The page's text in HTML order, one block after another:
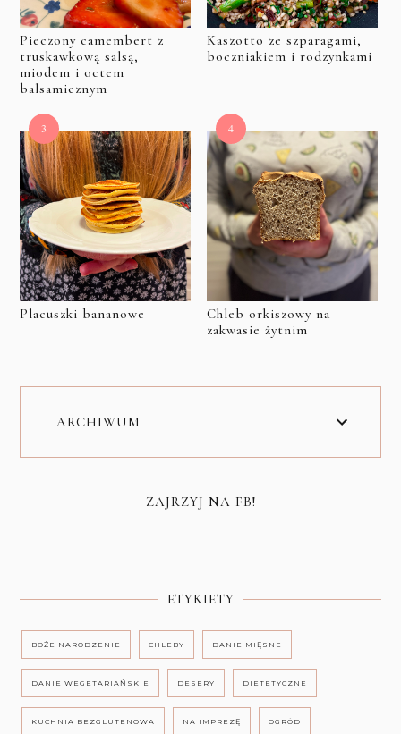
Pieczony camembert z
truskawkową salsą,
miodem i octem
balsamicznym
Kaszotto ze szparagami,
boczniakiem i rodzynkami
Placuszki bananowe
Chleb orkiszowy na
zakwasie żytnim
ARCHIWUM
ZAJRZYJ NA FB!
ETYKIETY
BOŻE NARODZENIE CHLEBY DANIE MIĘSNE
DANIE WEGETARIAŃSKIE DESERY DIETETYCZNE
KUCHNIA BEZGLUTENOWA NA IMPREZĘ OGRÓD